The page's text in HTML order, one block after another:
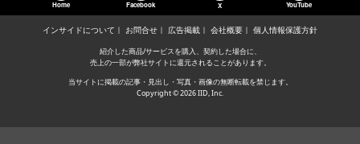
Home Facebook X YouTube
インサイドについて お問合せ 広告掲載 会社概要 個人情報保護方針
紹介した商品/サービスを購入、契約した場合に、
売上の一部が弊社サイトに還元されることがあります。
当サイトに掲載の記事・見出し・写真・画像の無断転載を禁じます。
Copyright © 2026 IID, Inc.